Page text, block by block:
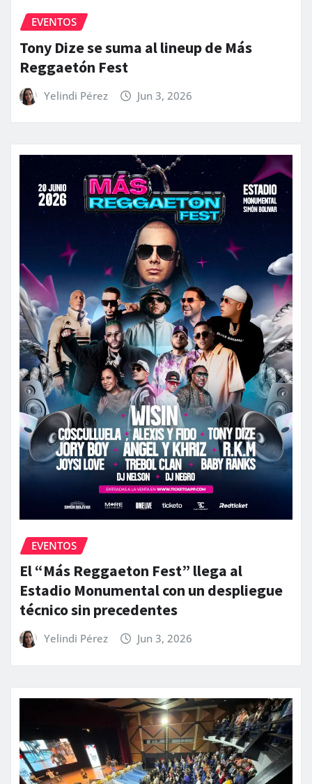
EVENTOS
Tony Dize se suma al lineup de Más
Reggaetón Fest
Yelindi Pérez Jun 3, 2026
EVENTOS
El “Más Reggaeton Fest” llega al
Estadio Monumental con un despliegue
técnico sin precedentes
Yelindi Pérez Jun 3, 2026